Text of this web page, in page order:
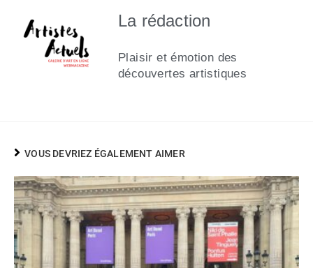
La rédaction
Plaisir et émotion des
découvertes artistiques
VOUS DEVRIEZ ÉGALEMENT AIMER